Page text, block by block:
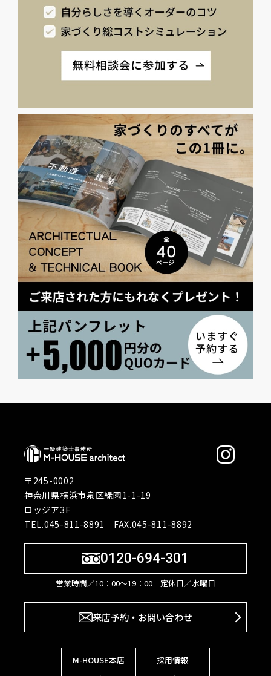
〒245-0002
神奈川県横浜市泉区緑園1-1-19
ロッジア3F
TEL.045-811-8891 FAX.045-811-8892
0120-694-301
営業時間／10：00〜19：00 定休日／水曜日
来店予約・お問い合わせ
M-HOUSE本店 採用情報